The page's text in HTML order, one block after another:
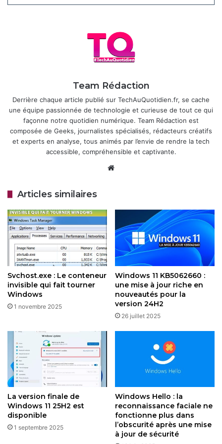
signé par Microsoft, donc, en principe, rien d’inquiétant.
Souveraineté numérique : la France dit
stop à Windows et Microsoft Teams
Résoudre l’erreur d’écran bleu
SYSTEM_SERVICE_EXCEPTION sur
Windows 10 et 11
19 février 2026
conhost.exe
Windows ?
Son job principal, c’est de faire le lien entre les
applications en ligne de commande et l’interface
graphique de Windows. Par exemple :
Il gère le rendu des fenêtres de l’Invite de
commandes (redimensionnement, couleurs, polices).
Il prend en charge le copier-coller dans ces
interfaces.
Il améliore la compatibilité avec les applications plus
Bref, sansconhost.exe, tous les outils en ligne de
commande seraient bien moins pratiques, voire
inutilisables. C’est tout simplement un processus clé pour
assurer une expérience fluide dansWindows 10et 11.
conhost.exe
peut-il être un
virus ?
Team Rédaction
Derrière chaque article publié sur TechAuQuotidien.fr, se cache
une équipe passionnée de technologie et curieuse de tout ce qui
façonne notre quotidien numérique. Team Rédaction est
composée de Geeks, journalistes spécialisés, rédacteurs créatifs
et experts en analyse, tous animés par l’envie de rendre la tech
accessible, compréhensible et captivante.
Articles similaires
Svchost.exe : Le conteneur
invisible qui fait tourner
Windows
1 novembre 2025
Windows 11 KB5062660 :
une mise à jour riche en
nouveautés pour la
version 24H2
26 juillet 2025
La version finale de
Windows 11 25H2 est
disponible
1 septembre 2025
Windows Hello : la
reconnaissance faciale ne
fonctionne plus dans
l’obscurité après une mise
à jour de sécurité